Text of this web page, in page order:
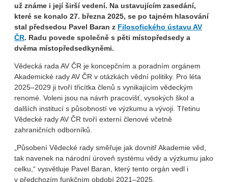
už známe i její širší vedení. Na ustavujícím zasedání,
které se konalo 27. března 2025, se po tajném hlasování
stal předsedou Pavel Baran z Filosofického ústavu AV
ČR. Radu povede společně s pěti místopředsedy a
dvěma místopředsedkyněmi.
Vědecká rada AV ČR je koncepčním a poradním orgánem
Akademické rady AV ČR v otázkách vědní politiky. Pro léta
2025–2029 ji tvoří třicítka členů s vynikajícím vědeckým
renomé. Voleni jsou na návrh pracovišť, vysokých škol a
dalších institucí s působností ve výzkumu a vývoji. Třetinu
Vědecké rady AV ČR tvoří externí členové včetně
zahraničních odborníků.
„Působení Vědecké rady směřuje jak dovnitř Akademie věd,
tak navenek na národní úroveň systému vědy a výzkumu jako
celku,“ vysvětluje Pavel Baran, který tento orgán vedl i
v předchozím funkčním období 2021–2025.